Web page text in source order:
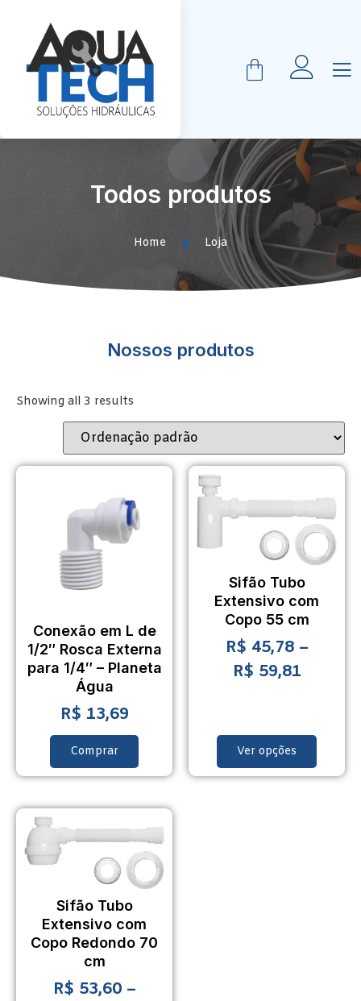
Todos produtos
Home Loja
Nossos produtos
Showing all 3 results
Conexão em L de
1/2″ Rosca Externa
para 1/4″ – Planeta
Água
R$ 13,69
Comprar
Sifão Tubo
Extensivo com
Copo 55 cm
R$ 45,78–
R$ 59,81
Ver opções
Sifão Tubo
Extensivo com
Copo Redondo 70
cm
R$ 53,60–